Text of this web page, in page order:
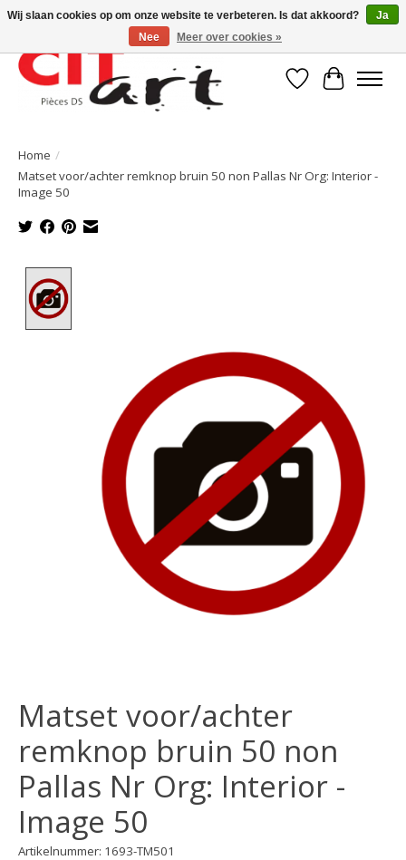
Verlanglijst
Home /
Matset voor/achter remknop bruin 50 non Pallas Nr Org: Interior -
Image 50
Matset voor/achter
remknop bruin 50 non
Pallas Nr Org: Interior -
Image 50
Artikelnummer: 1693-TM501
Wij slaan cookies op om onze website te verbeteren. Is dat akkoord?
Ja
Nee
Meer over cookies »